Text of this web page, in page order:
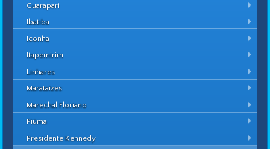
Guarapari
Ibatiba
Iconha
Itapemirim
Linhares
Marataízes
Marechal Floriano
Piúma
Presidente Kennedy